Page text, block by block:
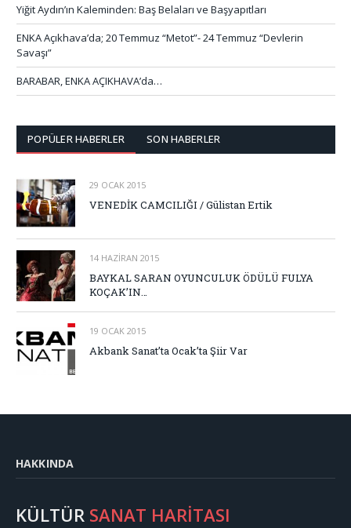
Yiğit Aydın’ın Kaleminden: Baş Belaları ve Başyapıtları
ENKA Açıkhava’da; 20 Temmuz “Metot”- 24 Temmuz “Devlerin
Savaşı”
BARABAR, ENKA AÇIKHAVA’da…
POPÜLER HABERLER SON HABERLER
29 OCAK 2015
VENEDİK CAMCILIĞI / Gülistan Ertik
14 HAZIRAN 2015
BAYKAL SARAN OYUNCULUK ÖDÜLÜ FULYA
KOÇAK’IN…
19 OCAK 2015
Akbank Sanat’ta Ocak’ta Şiir Var
HAKKINDA
KÜLTÜR SANAT HARİTASI